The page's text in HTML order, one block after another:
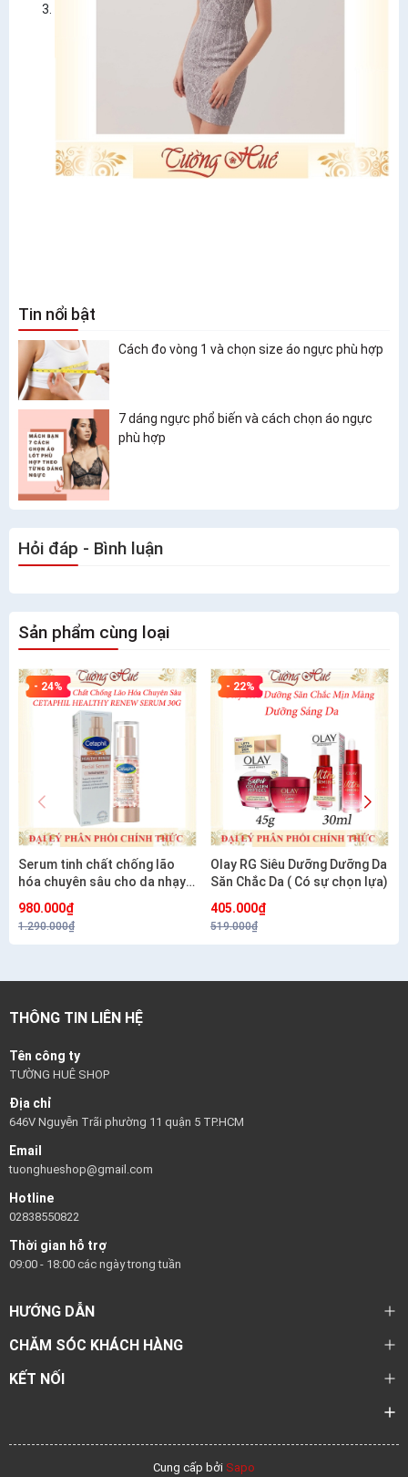
Tin nổi bật
Cách đo vòng 1 và chọn size áo ngực phù hợp
7 dáng ngực phổ biến và cách chọn áo ngực
phù hợp
Hỏi đáp - Bình luận
Sản phẩm cùng loại
- 24%
Serum tinh chất chống lão
hóa chuyên sâu cho da nhạy
cảm CETAPHIL HEALTHY
RENEW SERUM 30G
980.000₫
1.290.000₫
- 22%
Olay RG Siêu Dưỡng Dưỡng Da
Săn Chắc Da ( Có sự chọn lựa)
405.000₫
519.000₫
THÔNG TIN LIÊN HỆ
Tên công ty
TƯỜNG HUÊ SHOP
Địa chỉ
646V Nguyễn Trãi phường 11 quận 5 TP.HCM
Email
tuonghueshop@gmail.com
Hotline
02838550822
Thời gian hỗ trợ
09:00 - 18:00 các ngày trong tuần
HƯỚNG DẪN
CHĂM SÓC KHÁCH HÀNG
KẾT NỐI
Cung cấp bởi Sapo